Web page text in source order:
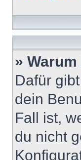
»
Dafür
dein
Fall ist,
du nicht